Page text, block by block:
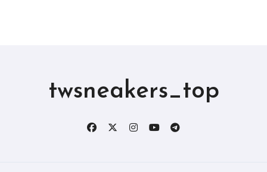
twsneakers_top